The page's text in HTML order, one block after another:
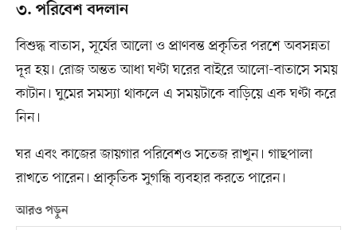
৩. পরিবেশ বদলান
বিশুদ্ধ বাতাস, সূর্যের আলো ও প্রাণবন্ত প্রকৃতির পরশে অবসন্নতা
দূর হয়। রোজ অন্তত আধা ঘণ্টা ঘরের বাইরে আলো-বাতাসে সময়
কাটান। ঘুমের সমস্যা থাকলে এ সময়টাকে বাড়িয়ে এক ঘণ্টা করে
নিন।
ঘর এবং কাজের জায়গার পরিবেশও সতেজ রাখুন। গাছপালা
রাখতে পারেন। প্রাকৃতিক সুগন্ধি ব্যবহার করতে পারেন।
আরও পড়ুন